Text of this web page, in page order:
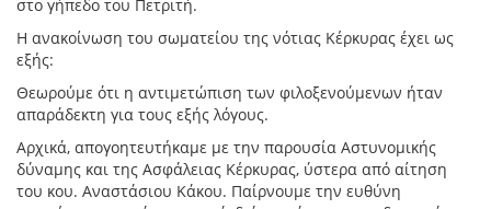
στο γήπεδο του Πετριτή.
Η ανακοίνωση του σωματείου της νότιας Κέρκυρας έχει ως
εξής:
Θεωρούμε ότι η αντιμετώπιση των φιλοξενούμενων ήταν
απαράδεκτη για τους εξής λόγους.
Αρχικά, απογοητευτήκαμε με την παρουσία Αστυνομικής
δύναμης και της Ασφάλειας Κέρκυρας, ύστερα από αίτηση
του κου. Αναστάσιου Κάκου. Παίρνουμε την ευθύνη